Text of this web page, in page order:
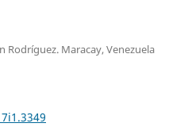
Rodríguez. Maracay, Venezuela